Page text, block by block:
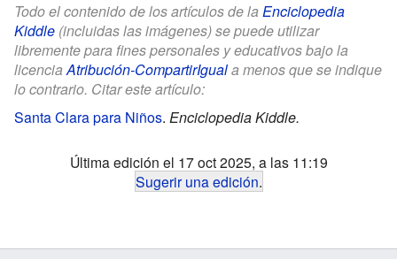
Todo el contenido de los artículos de la Enciclopedia
Kiddle (incluidas las imágenes) se puede utilizar
libremente para fines personales y educativos bajo la
licenciaAtribución-CompartirIguala menos que se indique
lo contrario. Citar este artículo:
Santa Clara para Niños. Enciclopedia Kiddle.
Última edición el 17 oct 2025, a las 11:19
Sugerir una edición.